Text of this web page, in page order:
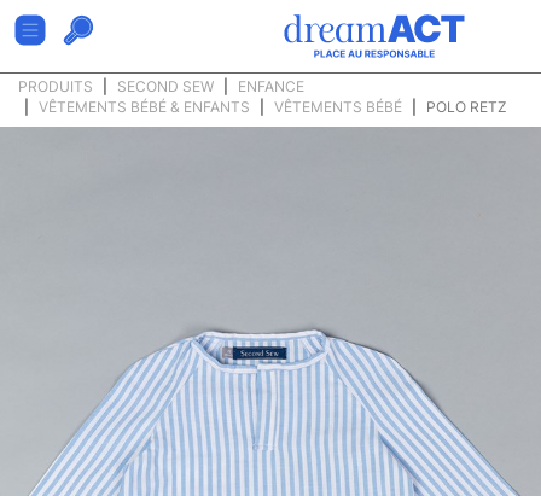
PRODUITS SECOND SEW
ENFANCE
VÊTEMENTS BÉBÉ & ENFANTS
VÊTEMENTS BÉBÉ POLO RETZ